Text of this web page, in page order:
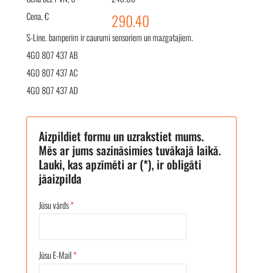
Cena, €
290.40
S-Line. bamperim ir caurumi sensoriem un mazgatajiem.
4G0 807 437 AB
4G0 807 437 AC
4G0 807 437 AD
Aizpildiet formu un uzrakstiet mums.
Mēs ar jums sazināsimies tuvākajā laikā.
Lauki, kas apzīmēti ar (*), ir obligāti
jāaizpilda
Jūsu vārds*
Jūsu E-Mail*